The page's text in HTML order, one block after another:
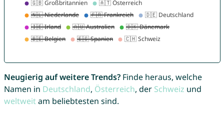
Neugierig auf weitere Trends?Finde heraus, welche
Namen in Deutschland, Österreich, der Schweiz und
weltweitam beliebtesten sind.